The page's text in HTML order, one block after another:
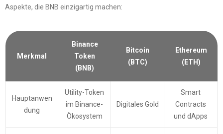
Aspekte, die BNB einzigartig machen:
Merkmal
Binance
Token
(BNB)
Bitcoin
(BTC)
Ethereum
(ETH)
Hauptanwen
dung
Utility-Token
im Binance-
Ökosystem
Digitales Gold
Smart
Contracts
und dApps